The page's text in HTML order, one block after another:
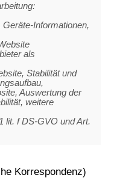
Informationen,
als
Stabilität und
Auswertung der
weitere
lit. f DS-GVO und Art.
Korrespondenz)